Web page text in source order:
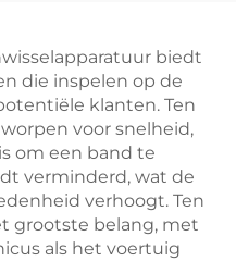
biedt
die inspelen op de
klanten. Ten
voor snelheid,
om een band te
verminderd, wat de
verhoogt. Ten
grootste belang, met
als het voertuig